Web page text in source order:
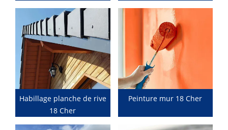
Habillage planche de rive
18 Cher
Peinture mur 18 Cher